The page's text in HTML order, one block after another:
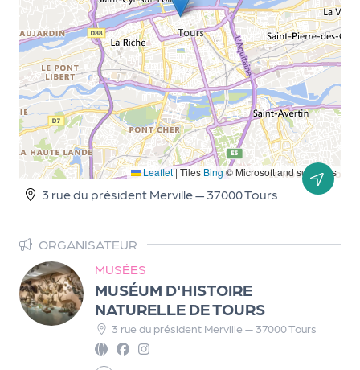
Leaflet | Tiles Bing © Microsoft and suppliers
3 rue du président Merville — 37000 Tours
ORGANISATEUR
MUSÉES
MUSÉUM D'HISTOIRE
NATURELLE DE TOURS
3 rue du président Merville — 37000 Tours
d
e
l'
o
r
g
a
i
s
a
t